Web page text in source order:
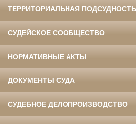
ТЕРРИТОРИАЛЬНАЯ ПОДСУДНОСТЬ
СУДЕЙСКОЕ СООБЩЕСТВО
НОРМАТИВНЫЕ АКТЫ
ДОКУМЕНТЫ СУДА
СУДЕБНОЕ ДЕЛОПРОИЗВОДСТВО